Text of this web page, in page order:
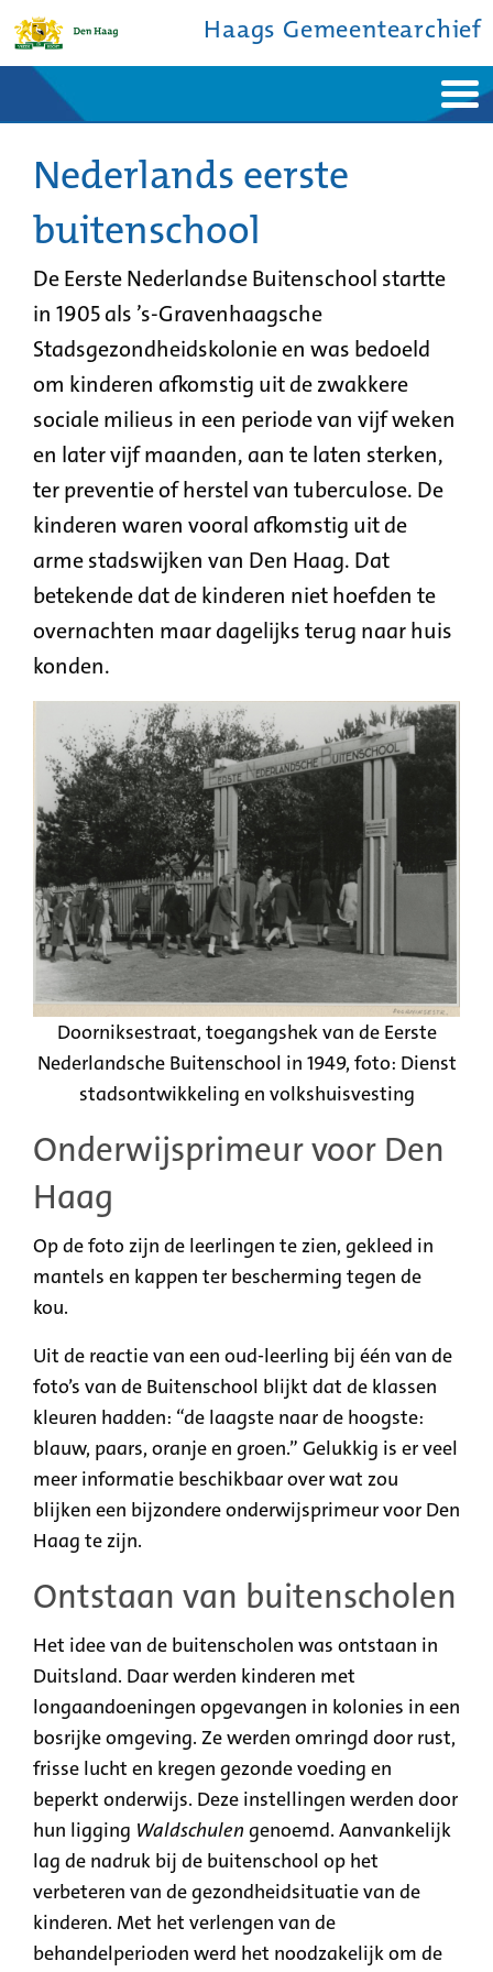
Haags Gemeentearchief
Ontdek de stad
De studiezaal
Bronnen en collecties
Over ons
Contact
Nederlands eerste
buitenschool
De Eerste Nederlandse Buitenschool startte
in 1905 als ’s-Gravenhaagsche
Stadsgezondheidskolonie en was bedoeld
om kinderen afkomstig uit de zwakkere
sociale milieus in een periode van vijf weken
en later vijf maanden, aan te laten sterken,
ter preventie of herstel van tuberculose. De
kinderen waren vooral afkomstig uit de
arme stadswijken van Den Haag. Dat
betekende dat de kinderen niet hoefden te
overnachten maar dagelijks terug naar huis
konden.
Doorniksestraat, toegangshek van de Eerste
Nederlandsche Buitenschool in 1949, foto: Dienst
stadsontwikkeling en volkshuisvesting
Onderwijsprimeur voor Den
Haag
Op de foto zijn de leerlingen te zien, gekleed in
mantels en kappen ter bescherming tegen de
kou.
Uit de reactie van een oud-leerling bij één van de
foto’s van de Buitenschool blijkt dat de klassen
kleuren hadden: “de laagste naar de hoogste:
blauw, paars, oranje en groen.” Gelukkig is er veel
meer informatie beschikbaar over wat zou
blijken een bijzondere onderwijsprimeur voor Den
Haag te zijn.
Ontstaan van buitenscholen
Het idee van de buitenscholen was ontstaan in
Duitsland. Daar werden kinderen met
longaandoeningen opgevangen in kolonies in een
bosrijke omgeving. Ze werden omringd door rust,
frisse lucht en kregen gezonde voeding en
beperkt onderwijs. Deze instellingen werden door
hun ligging Waldschulen genoemd. Aanvankelijk
lag de nadruk bij de buitenschool op het
verbeteren van de gezondheidsituatie van de
kinderen. Met het verlengen van de
behandelperioden werd het noodzakelijk om de